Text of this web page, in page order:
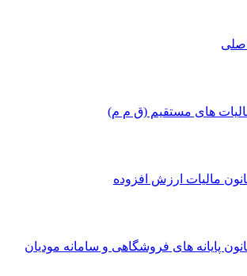
های مستقیم (ق م م)
مالیات ارزش افزوده
پایانه های فروشگاهی و سامانه مودیان